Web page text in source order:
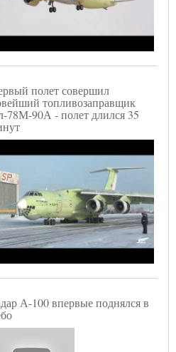
полет совершил
топливозаправщик
78М-90А - полет длился 35
А-100 впервые поднялся в